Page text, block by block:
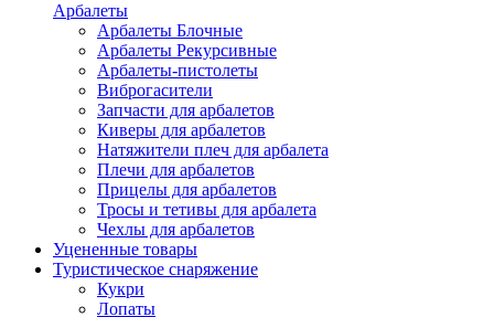
Арбалеты
Арбалеты Блочные
Арбалеты Рекурсивные
Арбалеты-пистолеты
Виброгасители
Запчасти для арбалетов
Киверы для арбалетов
Натяжители плеч для арбалета
Плечи для арбалетов
Прицелы для арбалетов
Тросы и тетивы для арбалета
Чехлы для арбалетов
Уцененные товары
Туристическое снаряжение
Кукри
Лопаты